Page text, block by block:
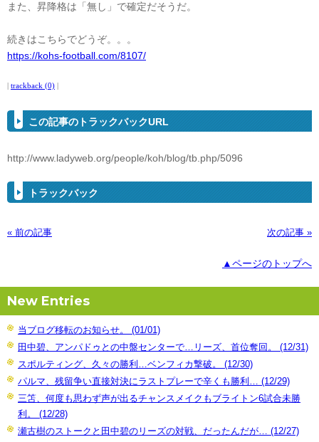
また、昇降格は「無し」で確定だそうだ。
続きはこちらでどうぞ。。。
https://kohs-football.com/8107/
| trackback (0) |
この記事のトラックバックURL
http://www.ladyweb.org/people/koh/blog/tb.php/5096
トラックバック
« 前の記事 次の記事 »
▲ページのトップへ
New Entries
当ブログ移転のお知らせ。 (01/01)
田中碧、アンパドゥとの中盤センターで…リーズ、首位奪回。 (12/31)
スポルティング、久々の勝利…ベンフィカ撃破。 (12/30)
パルマ、残留争い直接対決にラストプレーで辛くも勝利… (12/29)
三笘、何度も思わず声が出るチャンスメイクもブライトン6試合未勝
利。 (12/28)
瀬古樹のストークと田中碧のリーズの対戦、だったんだが… (12/27)